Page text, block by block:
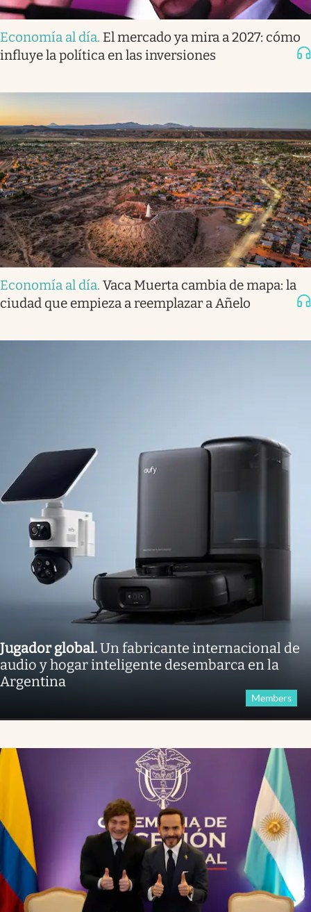
Economía al día. El mercado ya mira a 2027: cómo
influye la política en las inversiones
Economía al día. Vaca Muerta cambia de mapa: la
ciudad que empieza a reemplazar a Añelo
Jugador global.Un fabricante internacional de
audio y hogar inteligente desembarca en la
Argentina
Members